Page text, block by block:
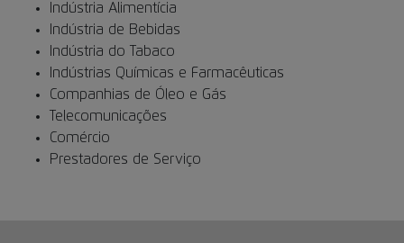
Indústria Alimentícia
Indústria de Bebidas
Indústria do Tabaco
Indústrias Químicas e Farmacêuticas
Companhias de Óleo e Gás
Telecomunicações
Comércio
Prestadores de Serviço